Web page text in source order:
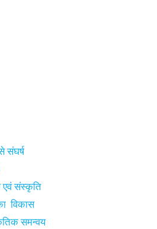
संघर्ष
एवं संस्कृति
विकास
समन्वय